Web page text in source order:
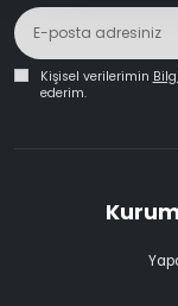
Kişisel verilerimin
ederim.